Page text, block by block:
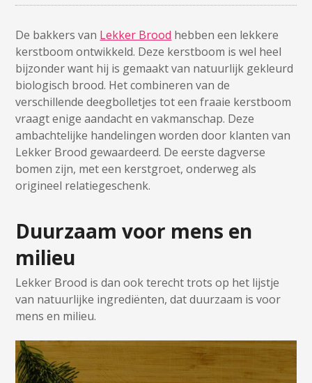
De bakkers van Lekker Brood hebben een lekkere
kerstboom ontwikkeld. Deze kerstboom is wel heel
bijzonder want hij is gemaakt van natuurlijk gekleurd
biologisch brood. Het combineren van de
verschillende deegbolletjes tot een fraaie kerstboom
vraagt enige aandacht en vakmanschap. Deze
ambachtelijke handelingen worden door klanten van
Lekker Brood gewaardeerd. De eerste dagverse
bomen zijn, met een kerstgroet, onderweg als
origineel relatiegeschenk.
Duurzaam voor mens en
milieu
Lekker Brood is dan ook terecht trots op het lijstje
van natuurlijke ingrediënten, dat duurzaam is voor
mens en milieu.